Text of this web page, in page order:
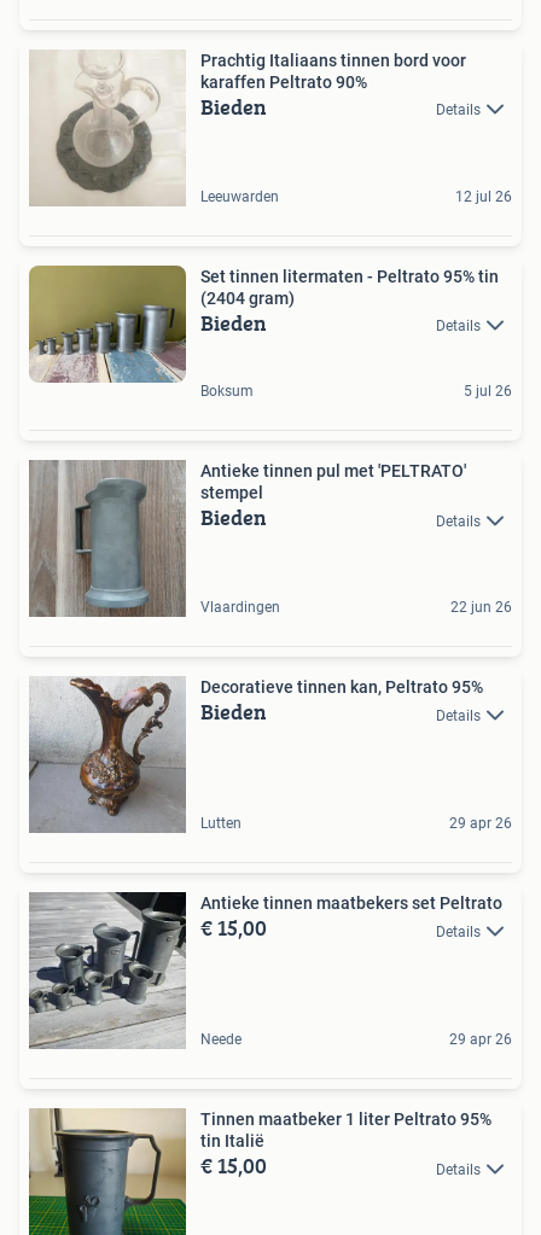
Prachtig Italiaans tinnen bord voor
karaffen Peltrato 90%
Bieden Details
Leeuwarden 12 jul 26
Set tinnen litermaten - Peltrato 95% tin
(2404 gram)
Bieden Details
Boksum 5 jul 26
Antieke tinnen pul met 'PELTRATO'
stempel
Bieden Details
Vlaardingen 22 jun 26
Decoratieve tinnen kan, Peltrato 95%
Bieden Details
Lutten 29 apr 26
Antieke tinnen maatbekers set Peltrato
€ 15,00 Details
Neede 29 apr 26
Tinnen maatbeker 1 liter Peltrato 95%
tin Italië
€ 15,00 Details